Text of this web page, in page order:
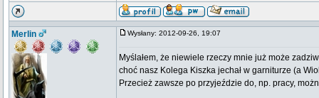
Merlin Wysłany: 2012-09-26, 19:07
Myślałem, że niewiele rzeczy mnie już może
choć nasz Kolega Kiszka jechał w garniturze (a
Przecież zawsze po przyjeździe do, np. pracy,